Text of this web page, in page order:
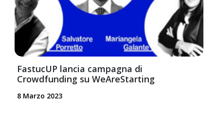
FastucUP lancia campagna di
Crowdfunding su WeAreStarting
8 Marzo 2023